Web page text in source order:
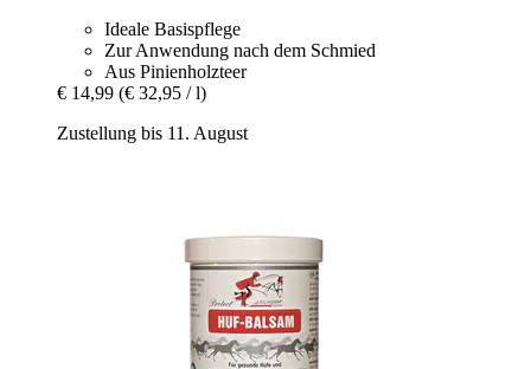
Ideale Basispflege
Zur Anwendung nach dem Schmied
Aus Pinienholzteer
€ 14,99 (€ 32,95 / l)
Zustellung bis 11. August